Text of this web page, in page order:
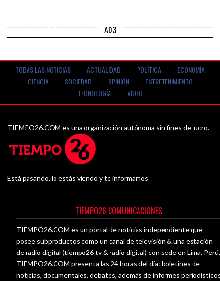
AD3
TODAS LAS NOTICIAS ACTUALIDAD POLÍTICA
ECONOMÍA
CIENCIA
SOCIEDAD OPINIÓN
ENTRETENIMIENTO
TECNOLOGÍA
VÍDEO
TIEMPO26.COM es una organización autónoma sin fines de lucro.
Está pasando, lo estás viendo y te informamos
TIEMPO26 COMUNICACIONES
TIEMPO26.COM es un portal de noticias independiente que
posee subproductos como un canal de televisión & una estación
de radio digital (tiempo26 tv & radio digital) con sede en Lima, Perú.
TIEMPO26.COM presenta las 24 horas del día: boletines de
noticias, documentales, debates, además de informes